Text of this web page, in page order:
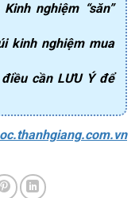
nghiệm “săn”
kinh nghiệm mua
cần LƯU Ý để